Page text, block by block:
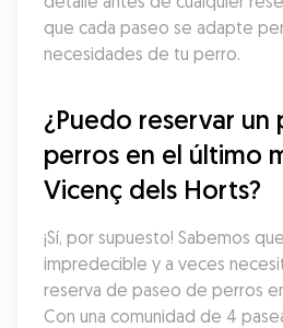
que cada paseo se adapte
necesidades de tu perro.
¿Puedo reservar un
perros en el último
Vicenç dels Horts?
¡Sí, por supuesto! Sabemos
impredecible y a veces
reserva de paseo de perros
Con una comunidad de 4